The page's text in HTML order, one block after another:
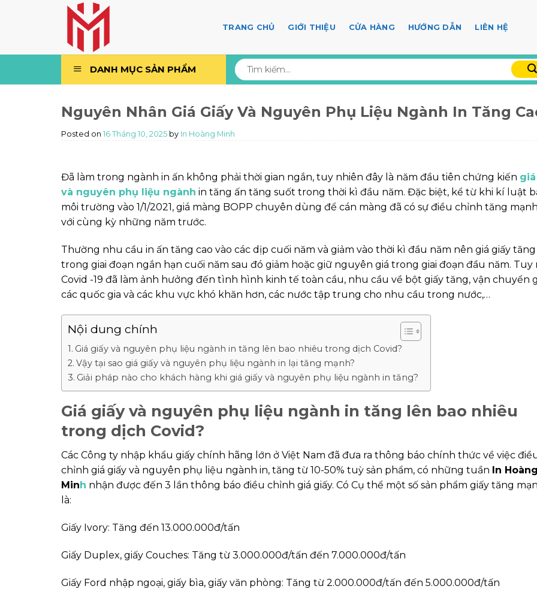
TRANG CHỦ GIỚI THIỆU CỬA HÀNG HƯỚNG DẪN LIÊN HỆ
DANH MỤC SẢN PHẨM
Tìm
kiếm:
Nguyên Nhân Giá Giấy Và Nguyên Phụ Liệu Ngành In Tăng
Posted on 16 Tháng 10, 2025 by In Hoàng Minh
Đã làm trong ngành in ấn không phải thời gian ngắn, tuy nhiên đây là năm đầu tiên chứng kiến
và nguyên phụ liệu ngành in tăng ấn tăng suốt trong thời kì đầu năm. Đặc biệt, kể từ khi kí luật
môi trường vào 1/1/2021, giá màng BOPP chuyên dùng để cán màng đã có sự điều chỉnh tăng
với cùng kỳ những năm trước.
Thường nhu cầu in ấn tăng cao vào các dịp cuối năm và giảm vào thời kì đầu năm nên giá giấy tăng
trong giai đoạn ngắn hạn cuối năm sau đó giảm hoặc giữ nguyên giá trong giai đoạn đầu năm. Tuy
Covid -19 đã làm ảnh hưởng đến tình hình kinh tế toàn cầu, nhu cầu về bột giấy tăng, vận chuyển
các quốc gia và các khu vực khó khăn hơn, các nước tập trung cho nhu cầu trong nước,…
Nội dung chính
Giá giấy và nguyên phụ liệu ngành in tăng lên bao nhiêu trong dịch Covid?
Vậy tại sao giá giấy và nguyên phụ liệu ngành in lại tăng mạnh?
Giải pháp nào cho khách hàng khi giá giấy và nguyên phụ liệu ngành in tăng?
Giá giấy và nguyên phụ liệu ngành in tăng lên bao nhiêu
trong dịch Covid?
Các Công ty nhập khẩu giấy chính hãng lớn ở Việt Nam đã đưa ra thông báo chính thức về việc
chỉnh giá giấy và nguyên phụ liệu ngành in, tăng từ 10-50% tuỳ sản phẩm, có những tuần In Hoàng
Min h nhận được đến 3 lần thông báo điều chỉnh giá giấy. Có Cụ thể một số sản phẩm giấy tăng
là:
Giấy Ivory: Tăng đến 13.000.000đ/tấn
Giấy Duplex, giấy Couches: Tăng từ 3.000.000đ/tấn đến 7.000.000đ/tấn
Giấy Ford nhập ngoại, giấy bìa, giấy văn phòng: Tăng từ 2.000.000đ/tấn đến 5.000.000đ/tấn